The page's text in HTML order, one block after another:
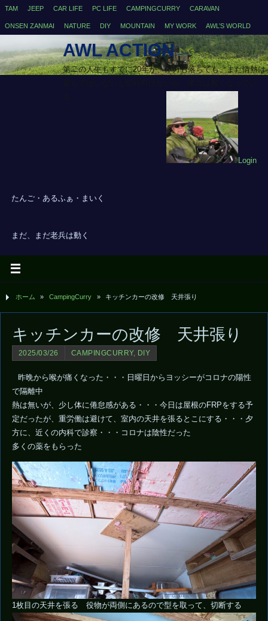
TAM JEEP CAR LIFE PC LIFE CAMPINGCURRY CARAVAN
ONSEN ZANMAI NATURE DIY MOUNTAIN MY WORK AWL’S WORLD
AWL ACTION
第二の人生もすでに20年が、体力も落ちても、まだ情熱は
Login
たんご・あるふぁ・まいく
まだ、まだ老兵は動く
ホーム » CampingCurry » キッチンカーの改修 天井張り
キッチンカーの改修 天井張り
2025/03/26 CAMPINGCURRY, DIY
昨晩から喉が痛くなった・・・日曜日からヨッシーがコロナの陽性
で隔離中
熱は無いが、少し体に倦怠感がある・・・今日は屋根のFRPをする予
定だったが、重労働は避けて、室内の天井を張るとこにする・・・夕
方に、近くの内科で診察・・・コロナは陰性だった
多くの薬をもらった
1枚目の天井を張る 役物が両側にあるので型を取って、切断する